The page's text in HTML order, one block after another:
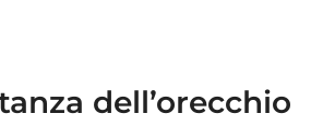
dell’orecchio